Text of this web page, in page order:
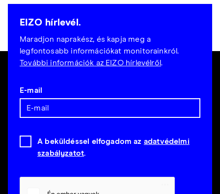
EIZO hírlevél.
Maradjon naprakész, és kapja meg a
legfontosabb információkat monitorainkról.
További információk az EIZO hírlevélről.
E-mail
A beküldéssel elfogadom az adatvédelmi
szabályzatot.